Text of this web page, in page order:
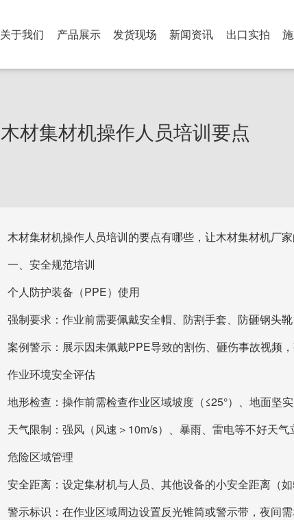
关于我们 产品展示 发货现场 新闻资讯 出口实拍
木材集材机操作人员培训要点
木材集材机操作人员培训的要点有哪些，让木材集材机厂家
一、安全规范培训
个人防护装备（PPE）使用
强制要求：作业前需要佩戴安全帽、防割手套、防砸钢头
案例警示：展示因未佩戴PPE导致的割伤、砸伤事故视频，
作业环境安全评估
地形检查：操作前需检查作业区域坡度（≤25°）、地面坚
天气限制：强风（风速＞10m/s）、暴雨、雷电等不好天气
危险区域管理
安全距离：设定集材机与人员、其他设备的小安全距离（
警示标识：在作业区域周边设置反光锥筒或警示带，夜间需